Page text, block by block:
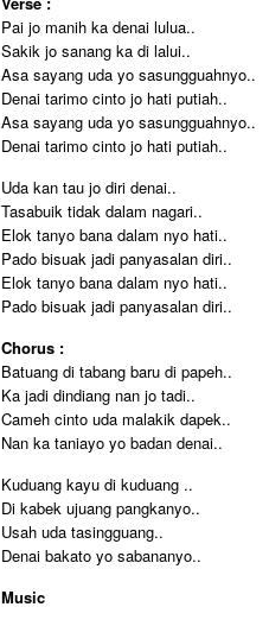
Pai jo manih ka denai lulua..
Sakik jo sanang ka di lalui..
Asa sayang uda yo sasungguahnyo..
Denai tarimo cinto jo hati putiah..
Asa sayang uda yo sasungguahnyo..
Denai tarimo cinto jo hati putiah..
Uda kan tau jo diri denai..
Tasabuik tidak dalam nagari..
Elok tanyo bana dalam nyo hati..
Pado bisuak jadi panyasalan diri..
Elok tanyo bana dalam nyo hati..
Pado bisuak jadi panyasalan diri..
Chorus :
Batuang di tabang baru di papeh..
Ka jadi dindiang nan jo tadi..
Cameh cinto uda malakik dapek..
Nan ka taniayo yo badan denai..
Kuduang kayu di kuduang ..
Di kabek ujuang pangkanyo..
Usah uda tasingguang..
Denai bakato yo sabananyo..
Music